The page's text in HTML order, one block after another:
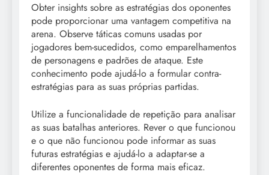
Obter insights sobre as estratégias dos oponentes
pode proporcionar uma vantagem competitiva na
arena. Observe táticas comuns usadas por
jogadores bem-sucedidos, como emparelhamentos
de personagens e padrões de ataque. Este
conhecimento pode ajudá-lo a formular contra-
estratégias para as suas próprias partidas.
Utilize a funcionalidade de repetição para analisar
as suas batalhas anteriores. Rever o que funcionou
e o que não funcionou pode informar as suas
futuras estratégias e ajudá-lo a adaptar-se a
diferentes oponentes de forma mais eficaz.